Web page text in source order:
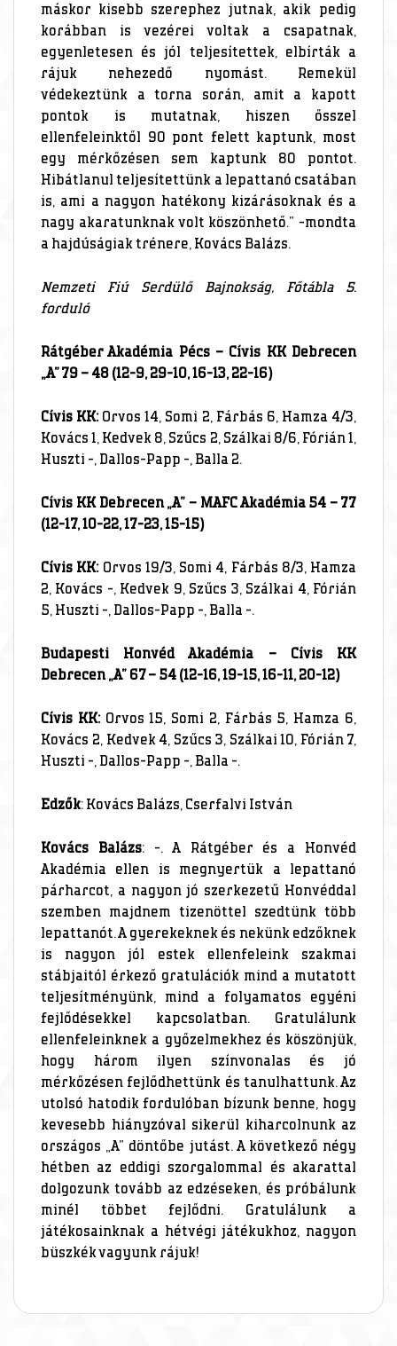
máskor kisebb szerephez jutnak, akik pedig
korábban is vezérei voltak a csapatnak,
egyenletesen és jól teljesítettek, elbírták a
rájuk nehezedő nyomást. Remekül
védekeztünk a torna során, amit a kapott
pontok is mutatnak, hiszen ősszel
ellenfeleinktől 90 pont felett kaptunk, most
egy mérkőzésen sem kaptunk 80 pontot.
Hibátlanul teljesítettünk a lepattanó csatában
is, ami a nagyon hatékony kizárásoknak és a
nagy akaratunknak volt köszönhető.” -mondta
a hajdúságiak trénere, Kovács Balázs.
Nemzeti Fiú Serdülő Bajnokság, Főtábla 5.
forduló
Rátgéber Akadémia Pécs – Cívis KK Debrecen
„A” 79 – 48 (12-9, 29-10, 16-13, 22-16)
Cívis KK: Orvos 14, Somi 2, Fárbás 6, Hamza 4/3,
Kovács 1, Kedvek 8, Szűcs 2, Szálkai 8/6, Fórián 1,
Huszti -, Dallos-Papp -, Balla 2.
Cívis KK Debrecen „A” – MAFC Akadémia 54 – 77
(12-17, 10-22, 17-23, 15-15)
Cívis KK: Orvos 19/3, Somi 4, Fárbás 8/3, Hamza
2, Kovács -, Kedvek 9, Szűcs 3, Szálkai 4, Fórián
5, Huszti -, Dallos-Papp -, Balla -.
Budapesti Honvéd Akadémia – Cívis KK
Debrecen „A” 67 – 54 (12-16, 19-15, 16-11, 20-12)
Cívis KK: Orvos 15, Somi 2, Fárbás 5, Hamza 6,
Kovács 2, Kedvek 4, Szűcs 3, Szálkai 10, Fórián 7,
Huszti -, Dallos-Papp -, Balla -.
Edzők: Kovács Balázs, Cserfalvi István
Kovács Balázs: -. A Rátgéber és a Honvéd
Akadémia ellen is megnyertük a lepattanó
párharcot, a nagyon jó szerkezetű Honvéddal
szemben majdnem tizenöttel szedtünk több
lepattanót. A gyerekeknek és nekünk edzőknek
is nagyon jól estek ellenfeleink szakmai
stábjaitól érkező gratulációk mind a mutatott
teljesítményünk, mind a folyamatos egyéni
fejlődésekkel kapcsolatban. Gratulálunk
ellenfeleinknek a győzelmekhez és köszönjük,
hogy három ilyen színvonalas és jó
mérkőzésen fejlődhettünk és tanulhattunk. Az
utolsó hatodik fordulóban bízunk benne, hogy
kevesebb hiányzóval sikerül kiharcolnunk az
országos „A” döntőbe jutást. A következő négy
hétben az eddigi szorgalommal és akarattal
dolgozunk tovább az edzéseken, és próbálunk
minél többet fejlődni. Gratulálunk a
játékosainknak a hétvégi játékukhoz, nagyon
büszkék vagyunk rájuk!